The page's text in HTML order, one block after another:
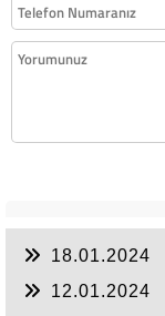
18.01.2024
12.01.2024